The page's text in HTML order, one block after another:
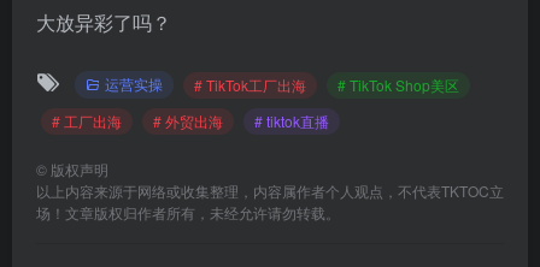
大放异彩了吗？
运营实操 # TikTok工厂出海
# TikTok Shop美区
# 工厂出海
# 外贸出海 # tiktok直播
© 版权声明
以上内容来源于网络或收集整理，内容属作者个人观点，不代表TKTOC立
场！文章版权归作者所有，未经允许请勿转载。